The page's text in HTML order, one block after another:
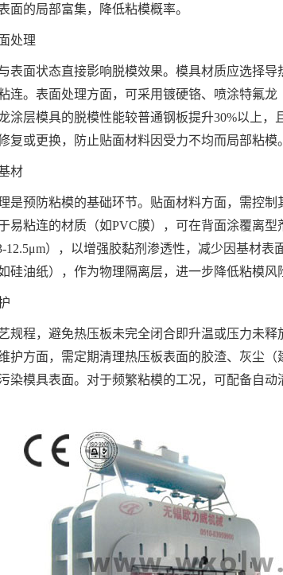
面的局部富集，降低粘模概率。
处理
表面状态直接影响脱模效果。模具材质应选择
连。表面处理方面，可采用镀硬铬、喷涂特氟
涂层模具的脱模性能较普通钢板提升30%以上，
复或更换，防止贴面材料因受力不均而局部粘模。
材
是预防粘模的基础环节。贴面材料方面，需控
易粘连的材质（如PVC膜），可在背面涂覆离
12.5μm），以增强胶黏剂渗透性，减少因基材
硅油纸），作为物理隔离层，进一步降低粘模风
规程，避免热压板未完全闭合即升温或压力未
护方面，需定期清理热压板表面的胶渣、灰尘
染模具表面。对于频繁粘模的工况，可配备自